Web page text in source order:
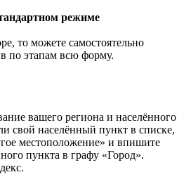
режиме
то можете самостоятельно
по этапам всю форму.
вашего региона и населённого
свой населённый пункт в списке,
местоположение» и впишите
пункта в графу «Город».